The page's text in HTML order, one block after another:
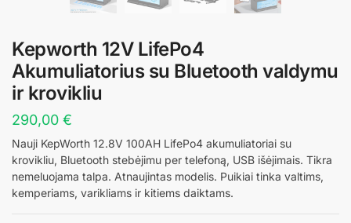
Kepworth 12V LifePo4
Akumuliatorius su Bluetooth valdymu
ir krovikliu
290,00 €
Nauji KepWorth 12.8V 100AH LifePo4 akumuliatoriai su
krovikliu, Bluetooth stebėjimu per telefoną, USB išėjimais. Tikra
nemeluojama talpa. Atnaujintas modelis. Puikiai tinka valtims,
kemperiams, varikliams ir kitiems daiktams.